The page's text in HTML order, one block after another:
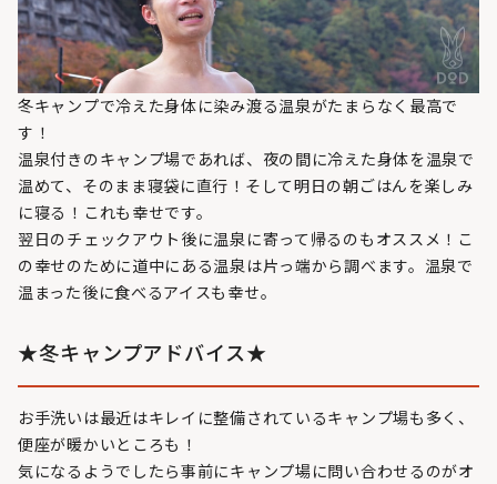
冬キャンプで冷えた身体に染み渡る温泉がたまらなく最高で
す！
温泉付きのキャンプ場であれば、夜の間に冷えた身体を温泉で
温めて、そのまま寝袋に直行！そして明日の朝ごはんを楽しみ
に寝る！これも幸せです。
翌日のチェックアウト後に温泉に寄って帰るのもオススメ！こ
の幸せのために道中にある温泉は片っ端から調べます。温泉で
温まった後に食べるアイスも幸せ。
★冬キャンプアドバイス★
お手洗いは最近はキレイに整備されているキャンプ場も多く、
便座が暖かいところも！
気になるようでしたら事前にキャンプ場に問い合わせるのがオ